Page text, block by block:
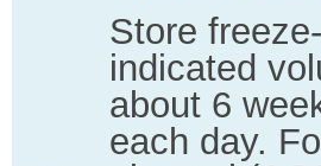
Store
indicated
about 6
each day.